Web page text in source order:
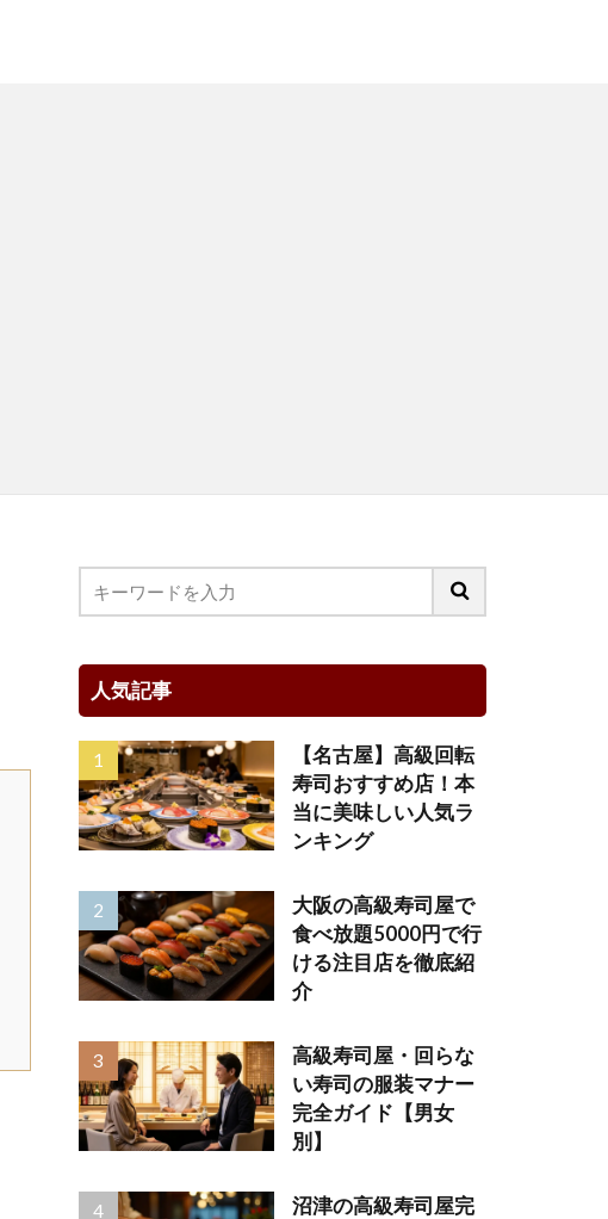
人気記事
【名古屋】高級回転
寿司おすすめ店！本
当に美味しい人気ラ
ンキング
大阪の高級寿司屋で
食べ放題5000円で行
ける注目店を徹底紹
介
高級寿司屋・回らな
い寿司の服装マナー
完全ガイド【男女
別】
沼津の高級寿司屋完